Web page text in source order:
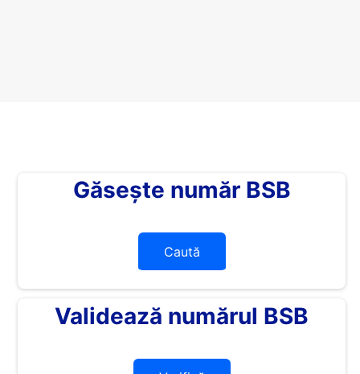
Găsește număr BSB
Caută
Validează numărul BSB